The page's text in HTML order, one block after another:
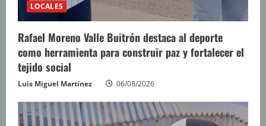
LOCALES
Rafael Moreno Valle Buitrón destaca al deporte
como herramienta para construir paz y fortalecer el
tejido social
Luis Miguel Martínez 06/08/2026